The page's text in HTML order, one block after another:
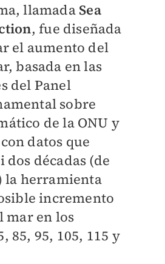
llamada Sea
, fue diseñada
el aumento del
basada en las
del Panel
sobre
de la ONU y
datos que
dos décadas (de
la herramienta
incremento
mar en los
85, 95, 105, 115 y